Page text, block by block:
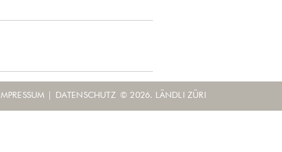
IMPRESSUM DATENSCHUTZ © 2026. LÄNDLI ZÜRI